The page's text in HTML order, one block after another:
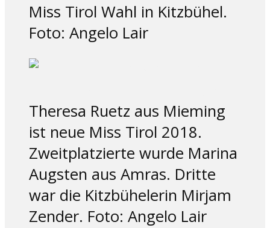
Miss Tirol Wahl in Kitzbühel.
Foto: Angelo Lair
Theresa Ruetz aus Mieming
ist neue Miss Tirol 2018.
Zweitplatzierte wurde Marina
Augsten aus Amras. Dritte
war die Kitzbühelerin Mirjam
Zender. Foto: Angelo Lair